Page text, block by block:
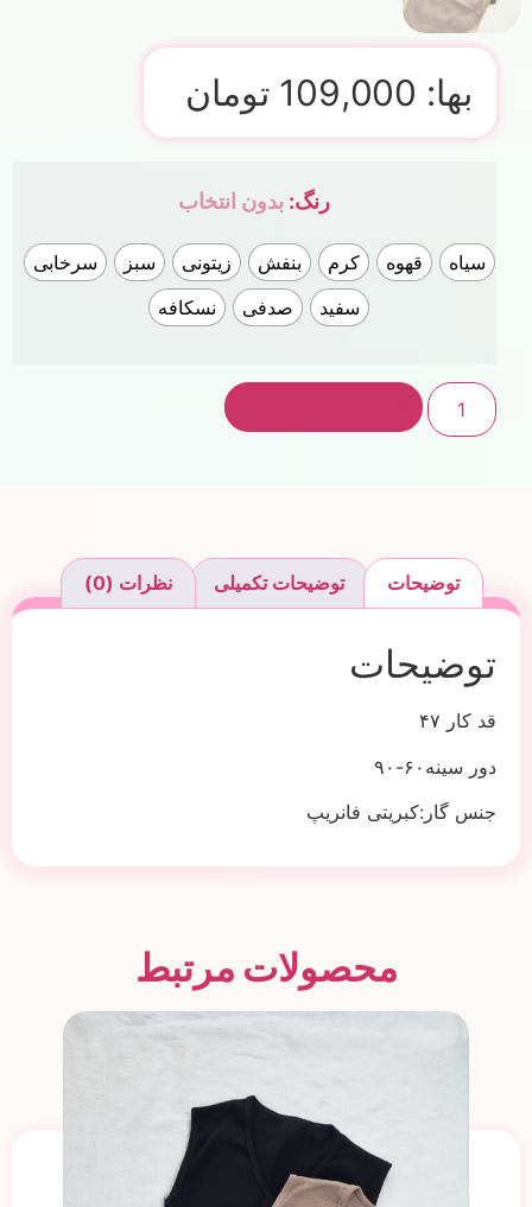
بها: 109,000 تومان
رنگ: بدون انتخاب
سیاه قهوه کرم بنفش زیتونی سبز
سرخابی
سفید
صدفی نسکافه
توضیحات توضیحات تکمیلی نظرات (0)
توضیحات
قد کار ۴۷
دور سینه۶۰-۹۰
جنس گار:کبریتی فانریپ
محصولات مرتبط